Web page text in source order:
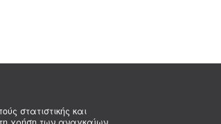
στατιστικής και